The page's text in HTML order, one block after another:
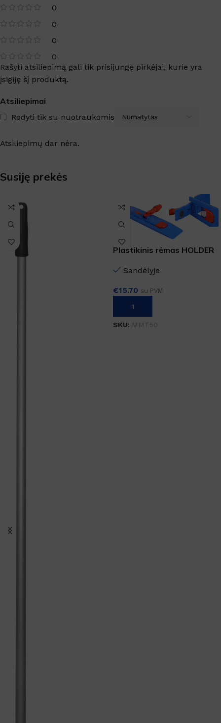
0
0
0
0
Atsiliepimai
Rodyti tik su nuotraukomis
Atsiliepimų dar nėra.
Rašyti atsiliepimą gali tik prisijungę pirkėjai, kurie yra
įsigiję šį produktą.
Susiję prekės
Plastikinis rėmas HOLDER
Sandėlyje
€15.70 su PVM
Į KREPŠELĮ
SKU: MMT50